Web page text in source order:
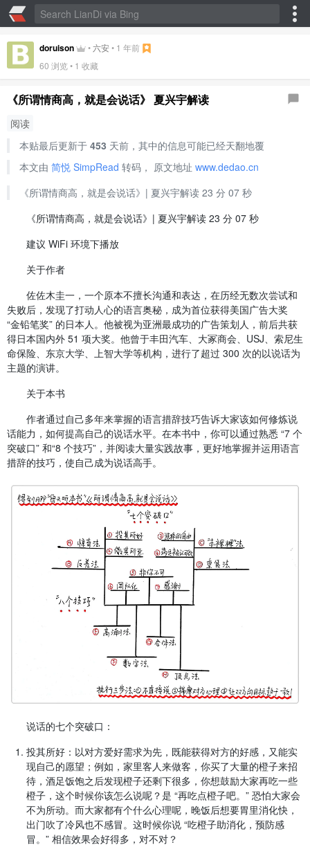
doruison •六安• 1 年前
60 浏览 • 1 收藏
《所谓情商高，就是会说话》 夏兴宇解读
阅读
本贴最后更新于 453 天前，其中的信息可能已经天翻地覆
本文由 简悦 SimpRead 转码， 原文地址 www.dedao.cn
《所谓情商高，就是会说话》| 夏兴宇解读 23 分 07 秒
《所谓情商高，就是会说话》| 夏兴宇解读 23 分 07 秒
建议 WiFi 环境下播放
关于作者
佐佐木圭一，一个原本不擅长沟通和表达，在历经无数次尝试和
失败后，发现了打动人心的语言奥秘，成为首位获得美国广告大奖
“金铅笔奖” 的日本人。他被视为亚洲最成功的广告策划人，前后共获
得日本国内外 51 项大奖。他曾于丰田汽车、大冢商会、USJ、索尼生
命保险、东京大学、上智大学等机构，进行了超过 300 次的以说话为
主题的演讲。
关于本书
作者通过自己多年来掌握的语言措辞技巧告诉大家该如何修炼说
话能力，如何提高自己的说话水平。在本书中，你可以通过熟悉 “7 个
突破口” 和“8 个技巧”，并阅读大量实践故事，更好地掌握并运用语言
措辞的技巧，使自己成为说话高手。
说话的七个突破口：
投其所好：以对方爱好需求为先，既能获得对方的好感，又能实
现自己的愿望；例如，家里客人来做客，你买了大量的橙子来招
待，酒足饭饱之后发现橙子还剩下很多，你想鼓励大家再吃一些
橙子，这个时候你该怎么说呢？是 “再吃点橙子吧。” 恐怕大家会
不为所动。而大家都有个什么心理呢，晚饭后想要胃里消化快，
出门吹了冷风也不感冒。这时候你说 “吃橙子助消化，预防感
冒。” 相信效果会好得多，对不对？